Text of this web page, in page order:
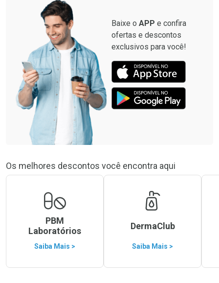
Baixe o APP e confira
ofertas e descontos
exclusivos para você!
Os melhores descontos você encontra aqui
PBM
Laboratórios
Saiba Mais >
DermaClub
Saiba Mais >